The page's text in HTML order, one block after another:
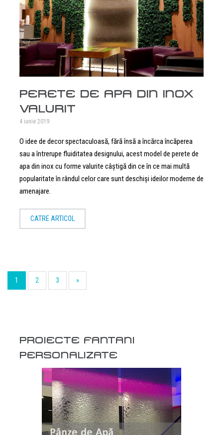
PERETE DE APA DIN INOX
VALURIT
4 iunie 2019
O idee de decor spectaculoasă, fără însă a încărca încăperea
sau a întrerupe fluiditatea designului, acest model de perete de
apa din inox cu forme valurite câștigă din ce în ce mai multă
popularitate în rândul celor care sunt deschiși ideilor moderne de
amenajare.
CATRE ARTICOL
1 2 3 »
PROIECTE FANTANI
PERSONALIZATE